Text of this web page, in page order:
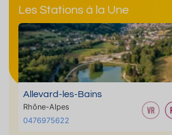
Les Stations à la Une
Allevard-les-Bains
Rhône-Alpes
0476975622